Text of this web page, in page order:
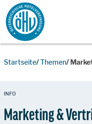
Zum Inhalt
Startseite Themen
INFO
Marketing &